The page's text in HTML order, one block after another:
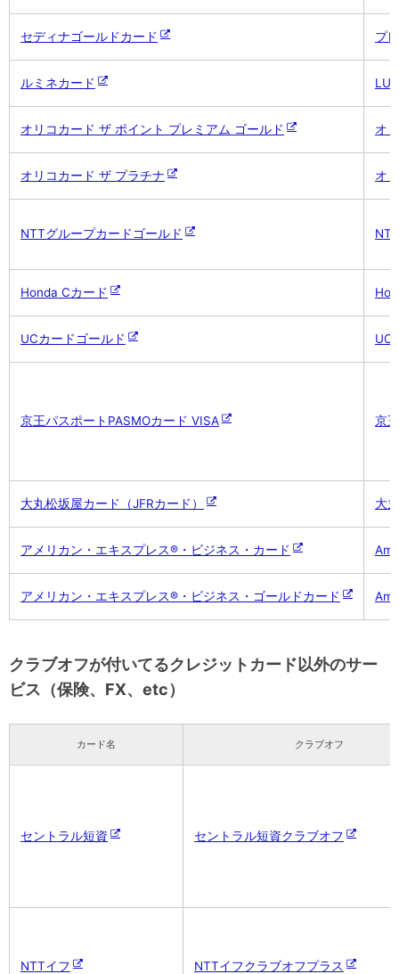
セディナゴールドカード プ
ルミネカード
オリコカード ザ ポイント プレミアム ゴールド オ
オリコカード ザ プラチナ オ
NTTグループカードゴールド
Honda Cカード
UCカードゴールド UC
京王パスポートPASMOカード VISA 京
大丸松坂屋カード（JFRカード） 大
アメリカン・エキスプレス®・ビジネス・カード
アメリカン・エキスプレス®・ビジネス・ゴールドカード
クラブオフが付いてるクレジットカード以外のサー
ビス（保険、FX、etc）
カード名 クラブオフ
セントラル短資 セントラル短資クラブオフ
NTTイフ NTTイフクラブオフプラス